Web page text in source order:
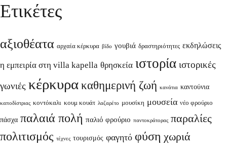
Ετικέτες
αξιοθέατα αρχαία κέρκυρα βίδο γουβιά δραστηριότητες εκδηλώσεις
η εμπειρία στη villa kapella θρησκεία ιστορία ιστορικές
γωνιές κέρκυρακαθημερινή ζωή κανάτια καντούνια
καποδίστριας κοντόκαλι κουμ κουάτ λαζαρέτο μουσίκη μουσεία νέο φρούριο
πάσχα παλαιά πολή παλιό φρούριο παντοκράτορας παραλίες
πολιτισμός τέχνες τουρισμός φαγητό φύση χωριά